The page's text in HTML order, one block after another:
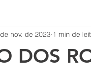
DOS
nov. de 2023 1 min de